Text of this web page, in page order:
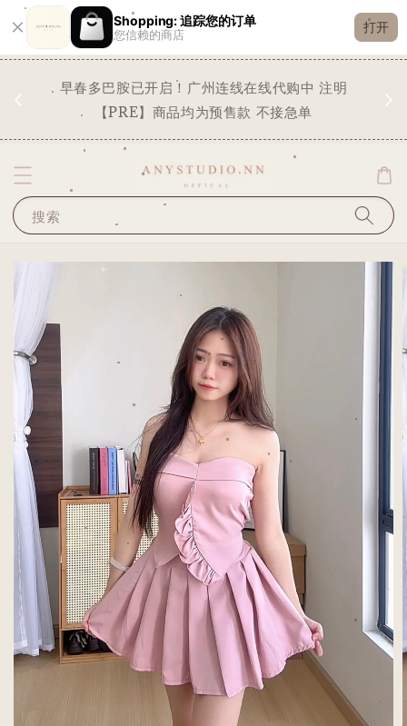
Shopping: 追踪您的订单
您信赖的商店
打开
早春多巴胺已开启！广州连线在线代购中 注明
【PRE】商品均为预售款 不接急单
搜索